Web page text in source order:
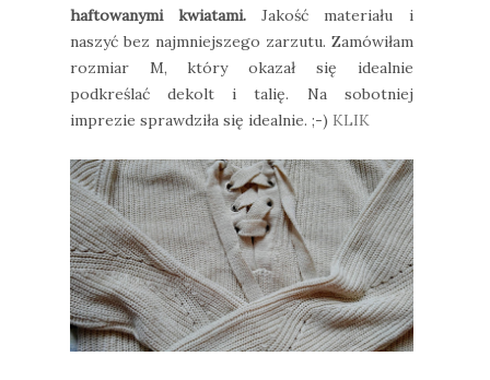
haftowanymi kwiatami. Jakość materiału i
naszyć bez najmniejszego zarzutu. Zamówiłam
rozmiar M, który okazał się idealnie
podkreślać dekolt i talię. Na sobotniej
imprezie sprawdziła się idealnie. ;-) KLIK